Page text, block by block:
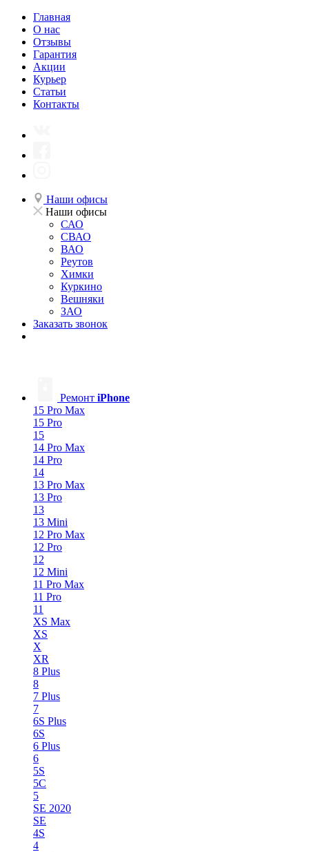
Главная
О нас
Отзывы
Гарантия
Акции
Курьер
Статьи
Контакты
Наши офисы
Наши офисы
САО
СВАО
ВАО
Реутов
Химки
Куркино
Вешняки
ЗАО
Заказать звонок
Ремонт iPhone
15 Pro Max
15 Pro
15
14 Pro Max
14 Pro
14
13 Pro Max
13 Pro
13
13 Mini
12 Pro Max
12 Pro
12
12 Mini
11 Pro Max
11 Pro
11
XS Max
XS
X
XR
8 Plus
8
7 Plus
7
6S Plus
6S
6 Plus
6
5S
5C
5
SE 2020
SE
4S
4